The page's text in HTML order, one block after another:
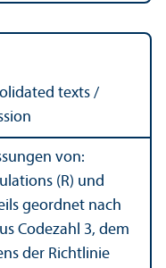
texts /
von:
(R) und
geordnet nach
Codezahl 3, dem
der Richtlinie